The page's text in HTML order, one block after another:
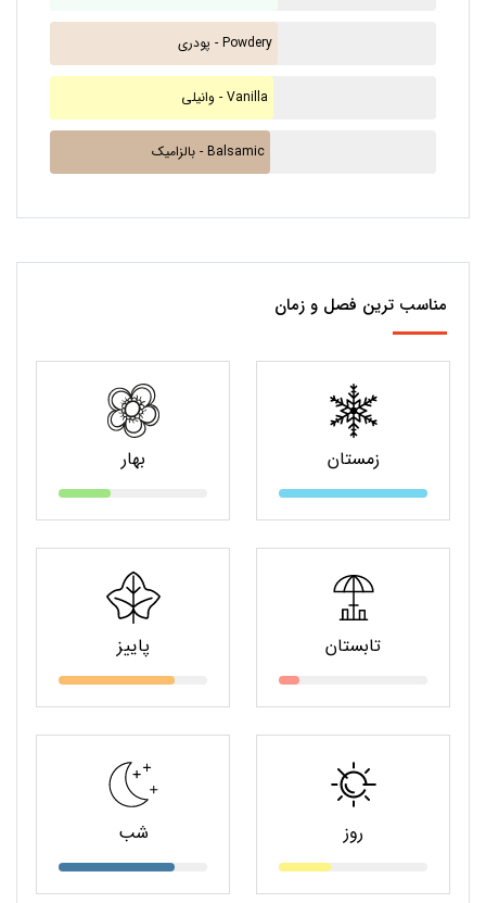
پودری - Powdery
وانیلی - Vanilla
بالزامیک - Balsamic
مناسب ترین فصل و زمان
زمستان بهار
تابستان پاییز
روز شب